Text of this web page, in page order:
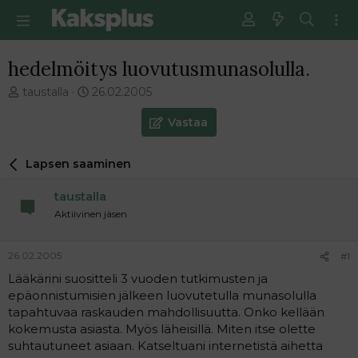
hedelmöitys luovutusmunasolulla.
V
e
t
n
a
o
i
t
t
taustalla
E
m
i
n
i
s
t
i
26.02.2005
Vastaa
Lapsen saaminen
taustalla
Aktiivinen jäsen
26.02.2005 #1
Lääkärini suositteli 3 vuoden tutkimusten ja
epäonnistumisien jälkeen luovutetulla munasolulla
tapahtuvaa raskauden mahdollisuutta. Onko kellään
kokemusta asiasta. Myös läheisillä. Miten itse olette
suhtautuneet asiaan. Katseltuani internetistä aihetta